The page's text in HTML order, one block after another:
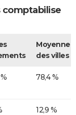
Moyenne
des villes
78,4 %
12,9 %